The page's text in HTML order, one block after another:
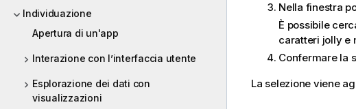
Individuazione
Apertura di un'app
Interazione con l’interfaccia utente
Esplorazione dei dati con
visualizzazioni
Nella finestra
È possibile
caratteri jolly e
Confermare la
La selezione viene